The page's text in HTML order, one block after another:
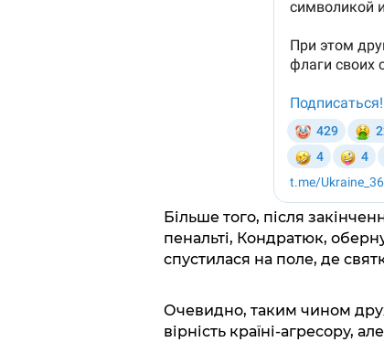
Більше того, після
пенальті, Кондратюк,
спустилася на поле, де
Очевидно, таким чином
вірність країні-агресору,